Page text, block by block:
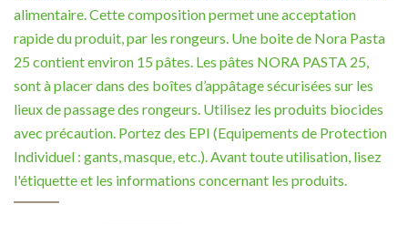
alimentaire. Cette composition permet une acceptation
rapide du produit, par les rongeurs. Une boite de Nora Pasta
25 contient environ 15 pâtes. Les pâtes NORA PASTA 25,
sont à placer dans des boîtes d’appâtage sécurisées sur les
lieux de passage des rongeurs. Utilisez les produits biocides
avec précaution. Portez des EPI (Equipements de Protection
Individuel : gants, masque, etc.). Avant toute utilisation, lisez
l'étiquette et les informations concernant les produits.